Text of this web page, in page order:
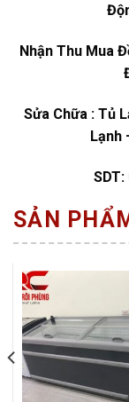
Nhận Thu Mua
Sửa Chữa : Tủ
Lạnh
SẢN